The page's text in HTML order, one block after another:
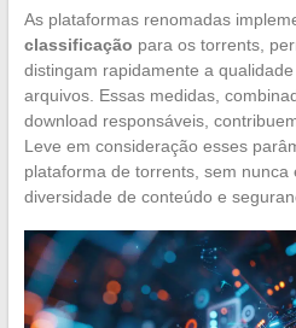
As plataformas renomadas
classificação para os torrents,
distingam rapidamente a
arquivos. Essas medidas,
download responsáveis,
Leve em consideração esses
plataforma de torrents, sem nunca
diversidade de conteúdo e